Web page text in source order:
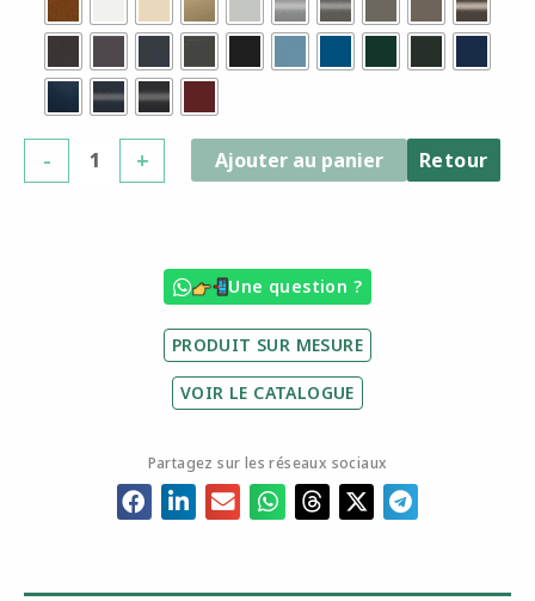
- + Ajouter au panier Retour
Une question ?
PRODUIT SUR MESURE
VOIR LE CATALOGUE
Partagez sur les réseaux sociaux